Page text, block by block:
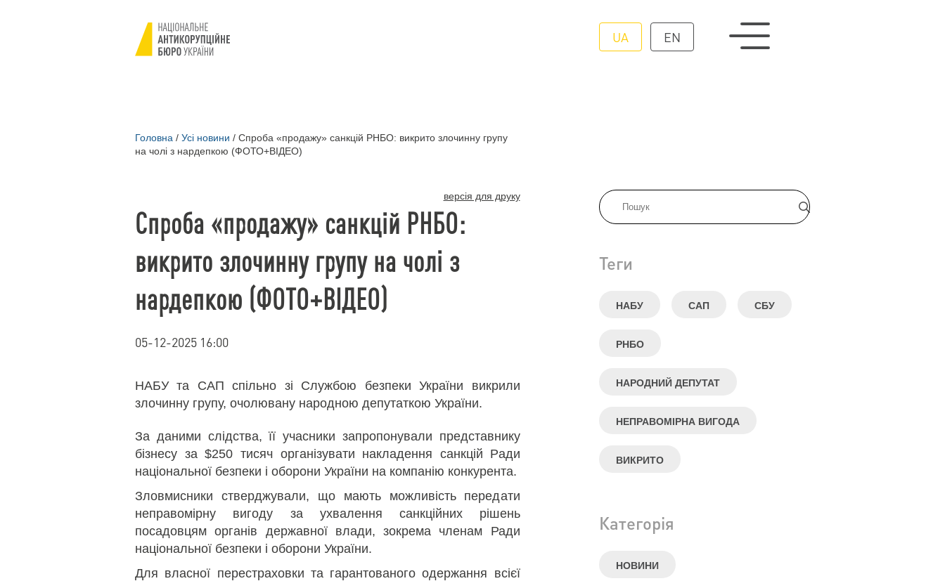
UA EN
Головна / Усі новини / Спроба «продажу» санкцій РНБО: викрито злочинну групу
на чолі з нардепкою (ФОТО+ВІДЕО)
Теги
НАБУ САП СБУ
РНБО
НАРОДНИЙ ДЕПУТАТ
НЕПРАВОМІРНА ВИГОДА
ВИКРИТО
Категорія
НОВИНИ
версія для друку
Спроба «продажу» санкцій РНБО:
викрито злочинну групу на чолі з
нардепкою (ФОТО+ВІДЕО)
05-12-2025 16:00
НАБУ та САП спільно зі Службою безпеки України викрили
злочинну групу, очолювану народною депутаткою України.
За даними слідства, її учасники запропонували представнику
бізнесу за $250 тисяч організувати накладення санкцій Ради
національної безпеки і оборони України на компанію конкурента.
Зловмисники стверджували, що мають можливість передати
неправомірну вигоду за ухвалення санкційних рішень
посадовцям органів державної влади, зокрема членам Ради
національної безпеки і оборони України.
Для власної перестраховки та гарантованого одержання всієї